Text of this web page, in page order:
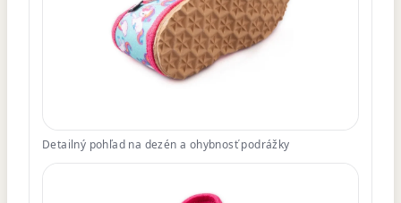
Detailný pohľad na dezén a ohybnosť podrážky